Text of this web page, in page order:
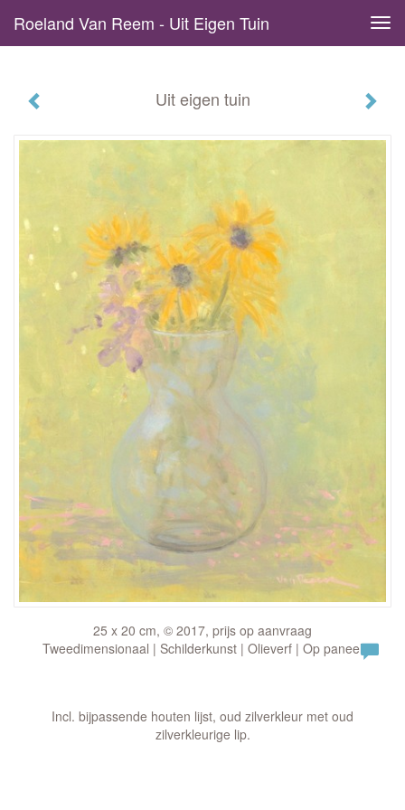
Roeland Van Reem - Uit Eigen Tuin
Uit eigen tuin
25 x 20 cm, © 2017, prijs op aanvraag
Tweedimensionaal | Schilderkunst | Olieverf | Op paneel
Incl. bijpassende houten lijst, oud zilverkleur met oud
zilverkleurige lip.